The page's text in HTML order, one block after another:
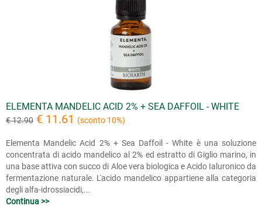
ELEMENTA MANDELIC ACID 2% + SEA DAFFOIL - WHITE
€ 12.90 € 11.61 (sconto 10%)
Elementa Mandelic Acid 2% + Sea Daffoil - White è una soluzione
concentrata di acido mandelico al 2% ed estratto di Giglio marino, in
una base attiva con succo di Aloe vera biologica e Acido Ialuronico da
fermentazione naturale. L'acido mandelico appartiene alla categoria
degli alfa-idrossiacidi,...
Continua >>